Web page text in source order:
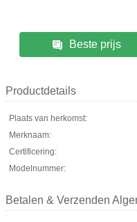
Beste prijs
Productdetails
Plaats van herkomst:
Merknaam:
Certificering:
Modelnummer:
Betalen & Verzenden